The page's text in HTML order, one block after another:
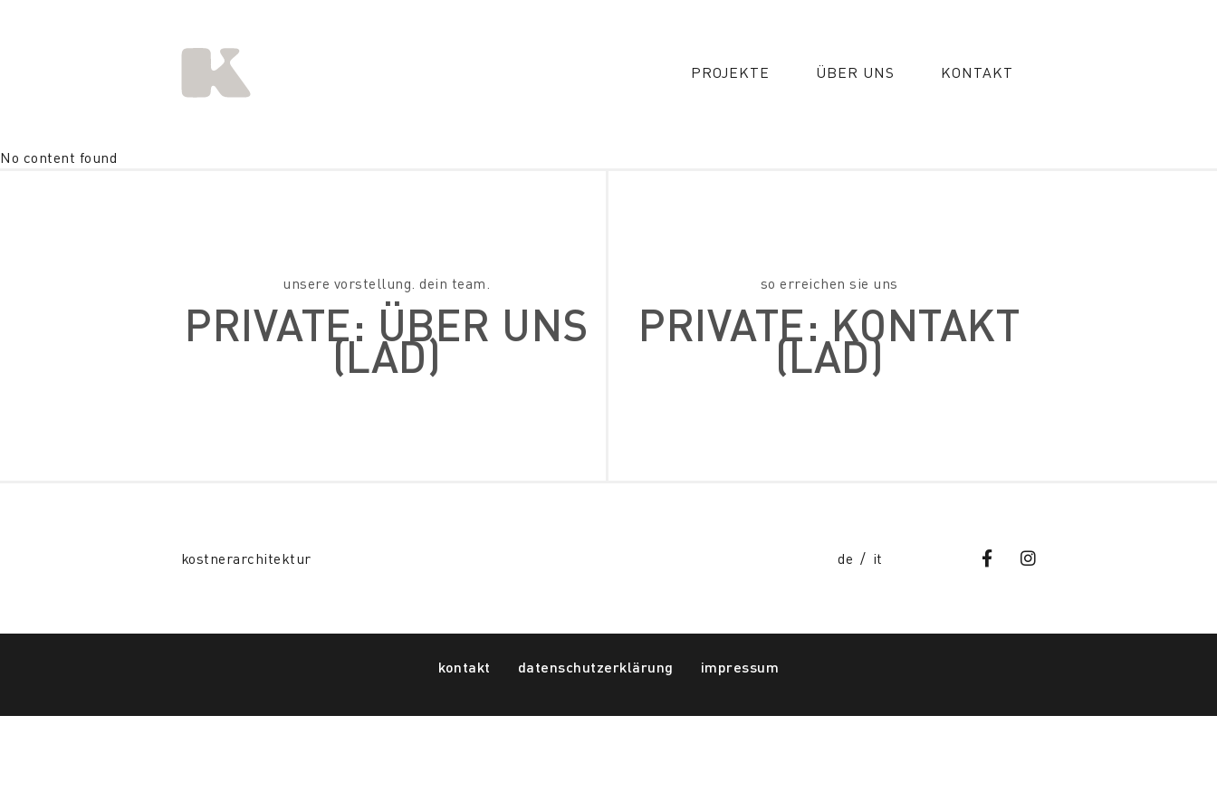
PROJEKTE ÜBER UNS KONTAKT
No content found
unsere vorstellung. dein team.
PRIVATE: ÜBER UNS
(LAD)
so erreichen sie uns
PRIVATE: KONTAKT
(LAD)
kostnerarchitektur de it
kontakt datenschutzerklärung impressum